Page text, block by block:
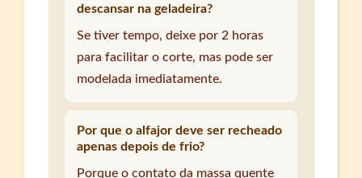
descansar na geladeira?
Se tiver tempo, deixe por 2 horas
para facilitar o corte, mas pode ser
modelada imediatamente.
Por que o alfajor deve ser recheado
apenas depois de frio?
Porque o contato da massa quente